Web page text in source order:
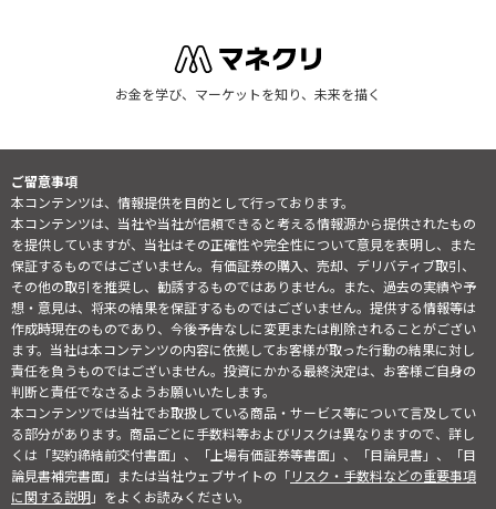
お金を学び、マーケットを知り、未来を描く
ご留意事項
本コンテンツは、情報提供を目的として行っております。
本コンテンツは、当社や当社が信頼できると考える情報源から提供されたもの
を提供していますが、当社はその正確性や完全性について意見を表明し、また
保証するものではございません。有価証券の購入、売却、デリバティブ取引、
その他の取引を推奨し、勧誘するものではありません。また、過去の実績や予
想・意見は、将来の結果を保証するものではございません。提供する情報等は
作成時現在のものであり、今後予告なしに変更または削除されることがござい
ます。当社は本コンテンツの内容に依拠してお客様が取った行動の結果に対し
責任を負うものではございません。投資にかかる最終決定は、お客様ご自身の
判断と責任でなさるようお願いいたします。
本コンテンツでは当社でお取扱している商品・サービス等について言及してい
る部分があります。商品ごとに手数料等およびリスクは異なりますので、詳し
くは「契約締結前交付書面」、「上場有価証券等書面」、「目論見書」、「目
論見書補完書面」または当社ウェブサイトの「リスク・手数料などの重要事項
に関する説明」をよくお読みください。